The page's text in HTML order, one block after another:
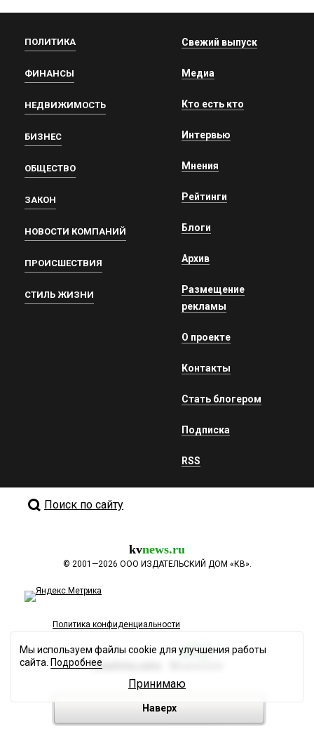
ПОЛИТИКА
ФИНАНСЫ
НЕДВИЖИМОСТЬ
БИЗНЕС
ОБЩЕСТВО
ЗАКОН
НОВОСТИ КОМПАНИЙ
ПРОИСШЕСТВИЯ
СТИЛЬ ЖИЗНИ
Свежий выпуск
Медиа
Кто есть кто
Интервью
Мнения
Рейтинги
Блоги
Архив
Размещение
рекламы
О проекте
Контакты
Стать блогером
Подписка
RSS
Поиск по сайту
kvnews.ru
© 2001—2026 ООО ИЗДАТЕЛЬСКИЙ ДОМ «КВ».
Политика конфиденциальности
Разработка сайта
Наверх
Мы используем файлы cookie для улучшения работы
сайта. Подробнее
Принимаю